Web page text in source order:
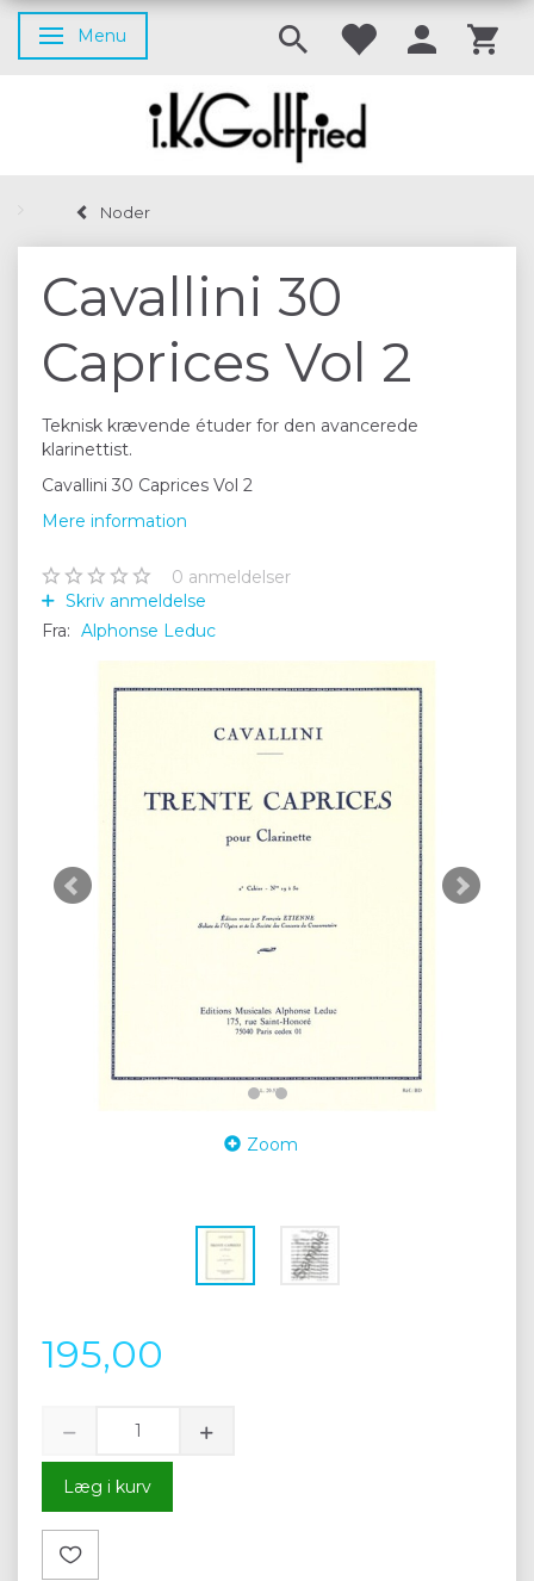
Skifte navigation
Menu
Noder
Cavallini 30
Caprices Vol 2
Teknisk krævende étuder for den avancerede
klarinettist.
Cavallini 30 Caprices Vol 2
Mere information
0 anmeldelser
Skriv anmeldelse
Fra: Alphonse Leduc
Zoom
195,00
Læg i kurv